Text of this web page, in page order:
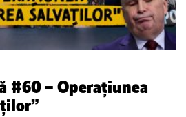
#60 – Operațiunea